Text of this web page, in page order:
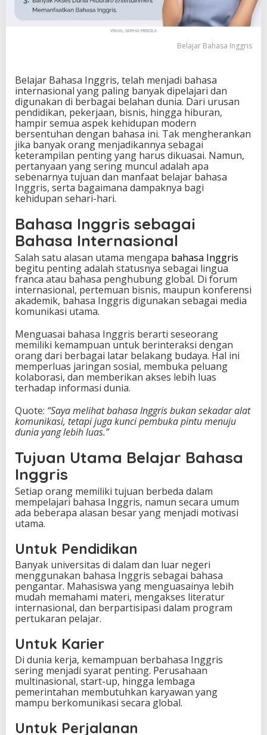
a
r
a
I
n
g
g
r
i
s
K
i
r
a
K
i
r
a
A
p
a
S
a
a
Y
a
Belajar Bahasa Inggris
Belajar Bahasa Inggris, telah menjadi bahasa
internasional yang paling banyak dipelajari dan
digunakan di berbagai belahan dunia. Dari urusan
pendidikan, pekerjaan, bisnis, hingga hiburan,
hampir semua aspek kehidupan modern
bersentuhan dengan bahasa ini. Tak mengherankan
jika banyak orang menjadikannya sebagai
keterampilan penting yang harus dikuasai. Namun,
pertanyaan yang sering muncul adalah apa
sebenarnya tujuan dan manfaat belajar bahasa
Inggris, serta bagaimana dampaknya bagi
kehidupan sehari-hari.
Bahasa Inggris sebagai
Bahasa Internasional
Salah satu alasan utama mengapa bahasa Inggris
begitu penting adalah statusnya sebagai lingua
franca atau bahasa penghubung global. Di forum
internasional, pertemuan bisnis, maupun konferensi
akademik, bahasa Inggris digunakan sebagai media
komunikasi utama.
Menguasai bahasa Inggris berarti seseorang
memiliki kemampuan untuk berinteraksi dengan
orang dari berbagai latar belakang budaya. Hal ini
memperluas jaringan sosial, membuka peluang
kolaborasi, dan memberikan akses lebih luas
terhadap informasi dunia.
Quote: “Saya melihat bahasa Inggris bukan sekadar alat
komunikasi, tetapi juga kunci pembuka pintu menuju
dunia yang lebih luas.”
Tujuan Utama Belajar Bahasa
Inggris
Setiap orang memiliki tujuan berbeda dalam
mempelajari bahasa Inggris, namun secara umum
ada beberapa alasan besar yang menjadi motivasi
utama.
Untuk Pendidikan
Banyak universitas di dalam dan luar negeri
menggunakan bahasa Inggris sebagai bahasa
pengantar. Mahasiswa yang menguasainya lebih
mudah memahami materi, mengakses literatur
internasional, dan berpartisipasi dalam program
pertukaran pelajar.
Untuk Karier
Di dunia kerja, kemampuan berbahasa Inggris
sering menjadi syarat penting. Perusahaan
multinasional, start-up, hingga lembaga
pemerintahan membutuhkan karyawan yang
mampu berkomunikasi secara global.
Untuk Perjalanan